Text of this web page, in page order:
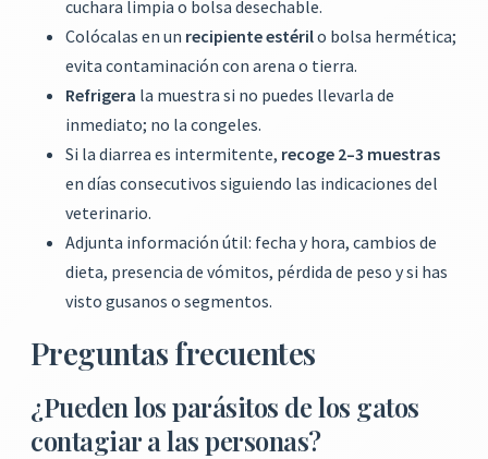
cuchara limpia o bolsa desechable.
Colócalas en un recipiente estérilo bolsa hermética;
evita contaminación con arena o tierra.
Refrigera la muestra si no puedes llevarla de
inmediato; no la congeles.
Si la diarrea es intermitente, recoge 2–3 muestras
en días consecutivos siguiendo las indicaciones del
veterinario.
Adjunta información útil: fecha y hora, cambios de
dieta, presencia de vómitos, pérdida de peso y si has
visto gusanos o segmentos.
Preguntas frecuentes
¿Pueden los parásitos de los gatos
contagiar a las personas?